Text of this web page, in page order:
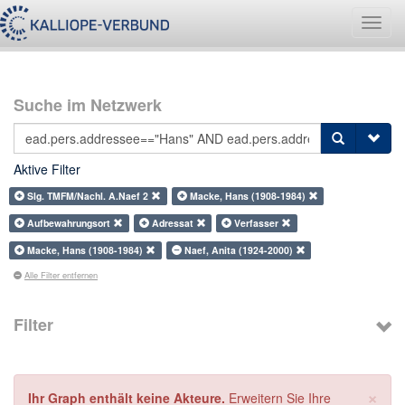
Suche im Netzwerk
Aktive Filter
Slg. TMFM/Nachl. A.Naef 2
Macke, Hans (1908-1984)
Aufbewahrungsort
Adressat
Verfasser
Macke, Hans (1908-1984)
Naef, Anita (1924-2000)
Alle Filter entfernen
Filter
×
Ihr Graph enthält keine Akteure. Erweitern Sie Ihre